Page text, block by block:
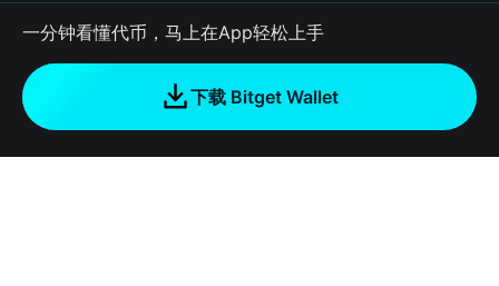
RWA
如何购买加密货币
Polygon
一分钟看懂代币，马上在App轻松上手
下载 Bitget Wallet